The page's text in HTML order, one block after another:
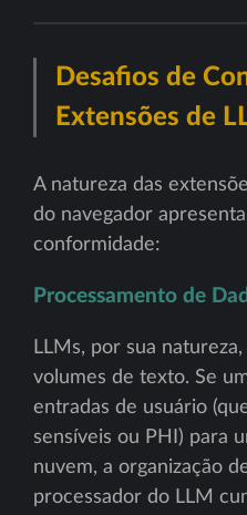
Desafios de
Extensões de
A natureza das
do navegador
conformidade:
Processamento de
LLMs, por sua
volumes de texto. Se
entradas de usuário
sensíveis ou PHI) para
nuvem, a organização
processador do LLM